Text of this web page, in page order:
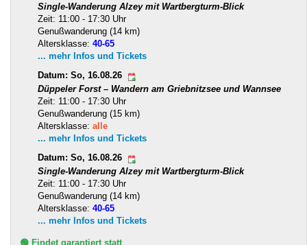
Single-Wanderung Alzey mit Wartbergturm-Blick
Zeit: 11:00 - 17:30 Uhr
Genußwanderung (14 km)
Altersklasse: 40-65
... mehr Infos und Tickets
Datum: So, 16.08.26
Düppeler Forst – Wandern am Griebnitzsee und Wannsee
Zeit: 11:00 - 17:30 Uhr
Genußwanderung (15 km)
Altersklasse: alle
... mehr Infos und Tickets
Datum: So, 16.08.26
Single-Wanderung Alzey mit Wartbergturm-Blick
Zeit: 11:00 - 17:30 Uhr
Genußwanderung (14 km)
Altersklasse: 40-65
... mehr Infos und Tickets
🟢 Findet garantiert statt